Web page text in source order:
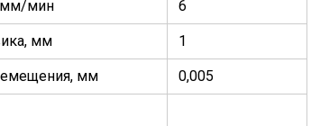
мм/мин 6
мм 1
мм 0,005